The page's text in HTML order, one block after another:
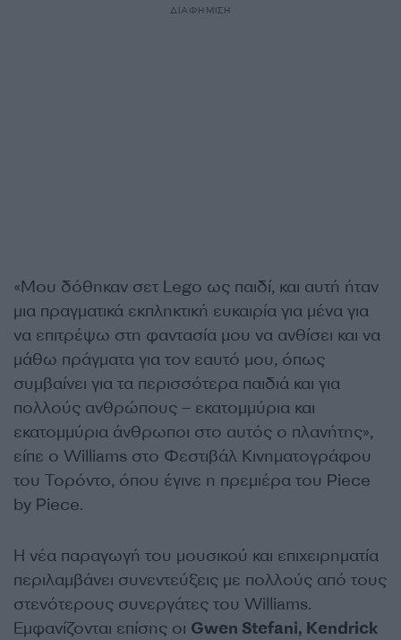
ΔΙΑΦΗΜΙΣΗ
«Μου δόθηκαν σετ Lego ως παιδί, και αυτή ήταν
μια πραγματικά εκπληκτική ευκαιρία για μένα για
να επιτρέψω στη φαντασία μου να ανθίσει και να
μάθω πράγματα για τον εαυτό μου, όπως
συμβαίνει για τα περισσότερα παιδιά και για
πολλούς ανθρώπους – εκατομμύρια και
εκατομμύρια άνθρωποι στο αυτός ο πλανήτης»,
είπε ο Williams στο Φεστιβάλ Κινηματογράφου
του Τορόντο, όπου έγινε η πρεμιέρα του Piece
by Piece.
Η νέα παραγωγή του μουσικού και επιχειρηματία
περιλαμβάνει συνεντεύξεις με πολλούς από τους
στενότερους συνεργάτες του Williams.
Εμφανίζονται επίσης οι Gwen Stefani, Kendrick